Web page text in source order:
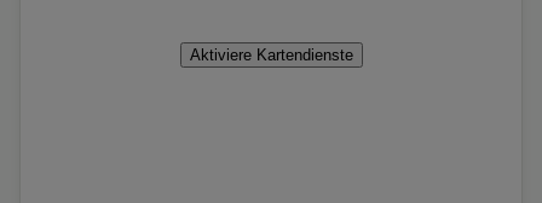
Aktiviere Kartendienste